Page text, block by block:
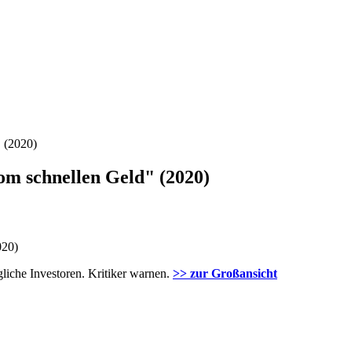
(2020)
schnellen Geld" (2020)
Investoren. Kritiker warnen. >> zur Großansicht